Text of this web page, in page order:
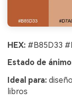
HEX: #B85D33
Estado de
Ideal para:
libros